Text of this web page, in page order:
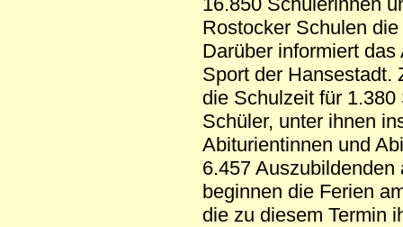
Rostocker Schulen
Darüber informiert
Sport der Hansestadt.
die Schulzeit für
Schüler, unter ihnen
Abiturientinnen und
6.457
beginnen die Ferien
die zu diesem Termin